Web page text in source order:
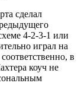
сделал
4-2-3-1 или
играл на
в
коуч не